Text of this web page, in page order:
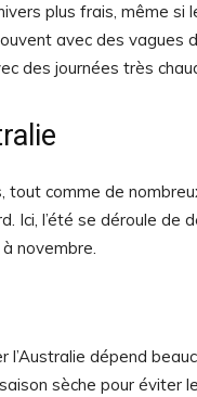
plus frais, même
avec des vagues
des journées très
tout comme de
Ici, l’été se déroule
novembre.
l’Australie dépend
sèche pour éviter